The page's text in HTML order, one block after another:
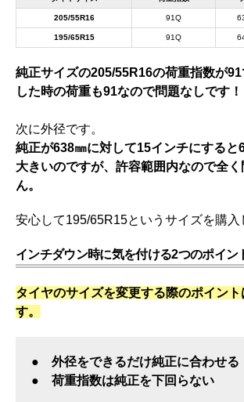
205/55R16 91Q
195/65R15 91Q
純正サイズの205/55R16の荷重指数が
した時の荷重も91なので問題なしです！
次に外径です。
純正が638㎜に対して15インチにすると
大きいのですが、許容範囲内なので全
ん。
安心して195/65R15というサイズを購入
インチダウン時に気を付ける2つのポイン
タイヤのサイズを変更する際のポイン
す。
● 外径をできるだけ純正に合わせる
● 荷重指数は純正を下回らない